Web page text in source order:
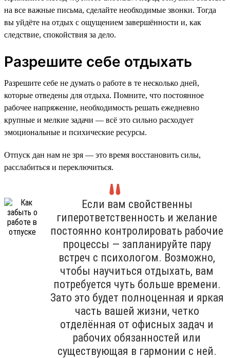
на все важные письма, сделайте необходимые звонки. Тогда
вы уйдёте на отдых с ощущением завершённости и, как
следствие, спокойствия за дело.
Разрешите себе отдыхать
Разрешите себе не думать о работе в те несколько дней,
которые отведены для отдыха. Помните, что постоянное
рабочее напряжение, необходимость решать ежедневно
крупные и мелкие задачи — всё это сильно расходует
эмоциональные и психические ресурсы.
Отпуск дан нам не зря — это время восстановить силы,
расслабиться и переключиться.
Если вам свойственны
гиперответственность и желание
постоянно контролировать рабочие
процессы — запланируйте пару
встреч с психологом. Возможно,
чтобы научиться отдыхать, вам
потребуется чуть больше времени.
Зато это будет полноценная и яркая
часть вашей жизни, четко
отделённая от офисных задач и
рабочих обязанностей или
существующая в гармонии с ней.